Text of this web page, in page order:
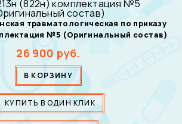
травматологическая по приказу
№5 (Оригинальный состав)
26 900руб.
В КОРЗИНУ
КУПИТЬ В ОДИН КЛИК